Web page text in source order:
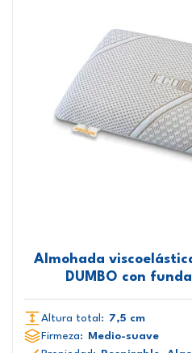
Almohada
DUMBO con funda
Altura total: 7,5 cm
Firmeza:
Medio-suave